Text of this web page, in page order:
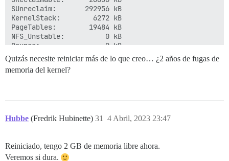
SUnreclaim:       292956 kB
KernelStack:        6272 kB
PageTables:        19484 kB
NFS_Unstable:          0 kB
Bounce:                0 kB
WritebackTmp:          0 kB
CommitLimit:     3970568 kB
Committed_AS:    4146996 kB
AnonHugePages:         0 kB
HugePages_Total:       0
HugePages_Free:        0
Quizás necesite reiniciar más de lo que creo… ¿2 años de fugas de
memoria del kernel?
Hubbe (Fredrik Hubinette) 4 Abril, 2023 23:47
31
Reiniciado, tengo 2 GB de memoria libre ahora.
Veremos si dura.